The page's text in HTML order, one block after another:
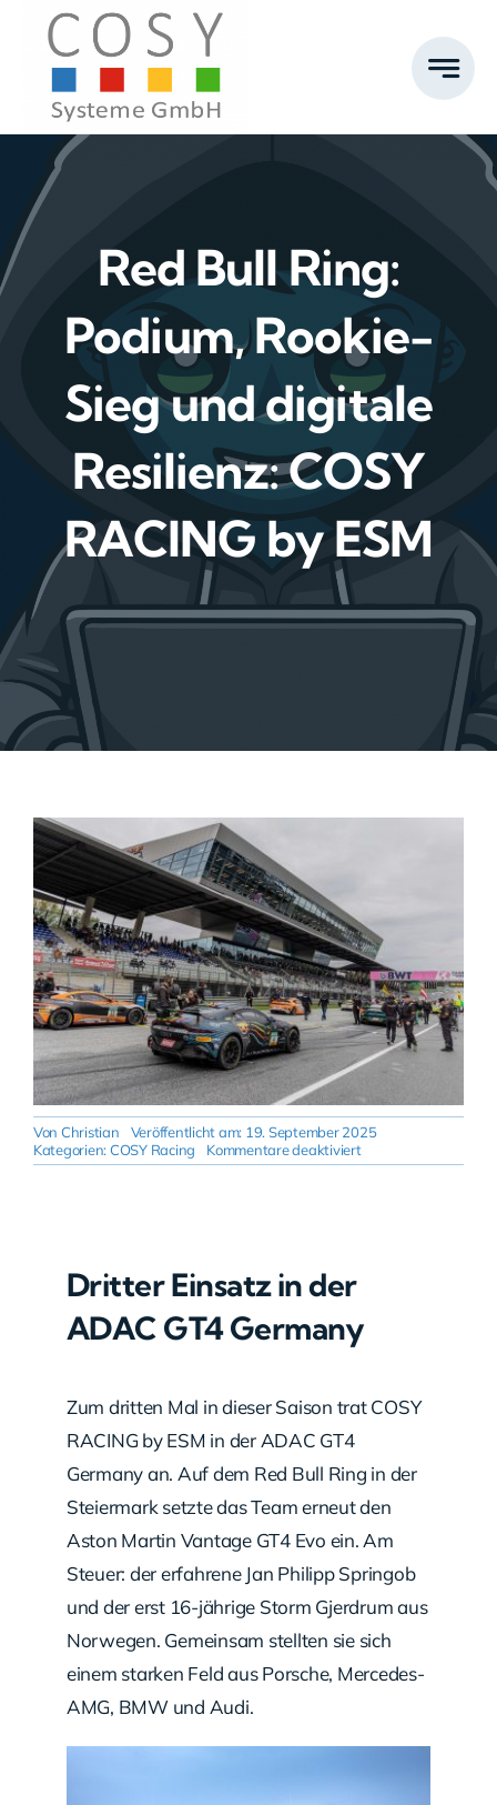
Red Bull Ring:
Podium, Rookie-
Sieg und digitale
Resilienz: COSY
RACING by ESM
Von Christian
Veröffentlicht am: 19. September 2025
Kategorien:COSY Racing Kommentare deaktiviertfür
Red
COSY
Dritter Einsatz in der
ADAC GT4 Germany
Zum dritten Mal in dieser Saison trat COSY
RACING by ESM in der ADAC GT4
Germany an. Auf dem Red Bull Ring in der
Steiermark setzte das Team erneut den
Aston Martin Vantage GT4 Evo ein. Am
Steuer: der erfahrene Jan Philipp Springob
und der erst 16-jährige Storm Gjerdrum aus
Norwegen. Gemeinsam stellten sie sich
einem starken Feld aus Porsche, Mercedes-
AMG, BMW und Audi.